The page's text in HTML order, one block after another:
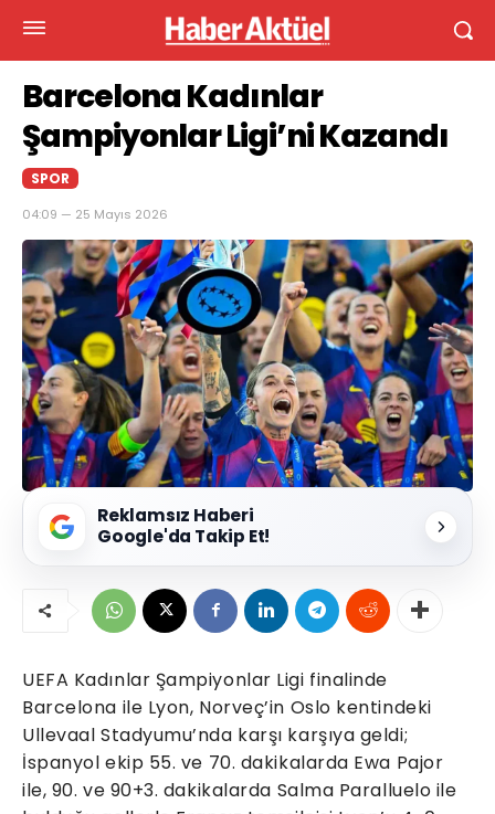
Barcelona Kadınlar
Şampiyonlar Ligi’ni Kazandı
SPOR
04:09 — 25 Mayıs 2026
Reklamsız Haberi
Google'da Takip Et!
UEFA Kadınlar Şampiyonlar Ligi finalinde
Barcelona ile Lyon, Norveç’in Oslo kentindeki
Ullevaal Stadyumu’nda karşı karşıya geldi;
İspanyol ekip 55. ve 70. dakikalarda Ewa Pajor
ile, 90. ve 90+3. dakikalarda Salma Paralluelo ile